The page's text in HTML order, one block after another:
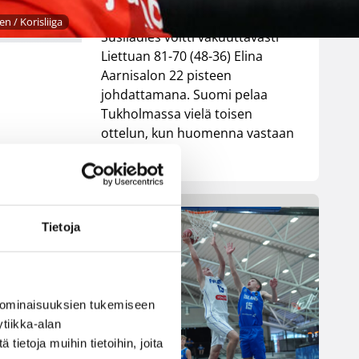
Tietoja
tukemiseen
alan
tietoja muihin tietoihin, joita
/ Korisliiga
pelatussa maaottelussa.
Susiladies voitti vakuuttavasti
Liettuan 81-70 (48-36) Elina
Aarnisalon 22 pisteen
johdattamana. Suomi pelaa
Tukholmassa vielä toisen
ottelun, kun huomenna vastaan